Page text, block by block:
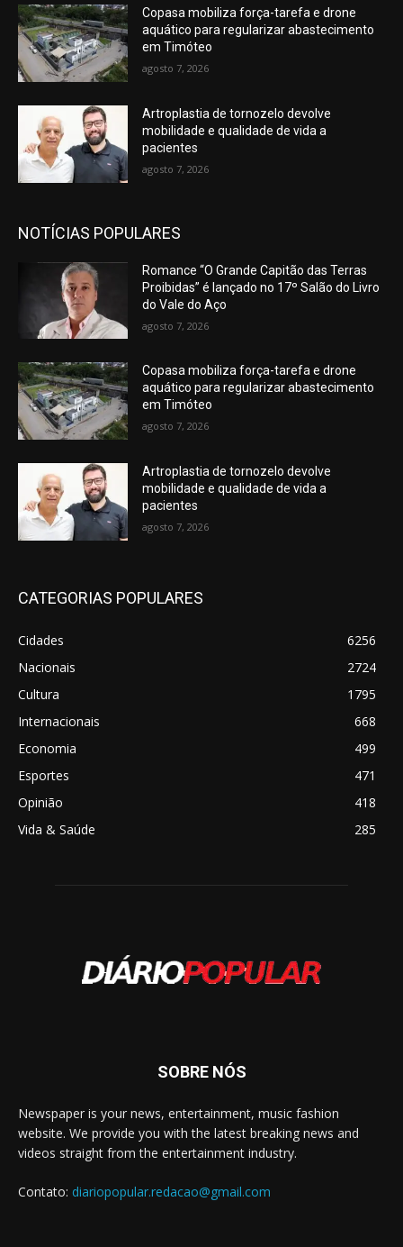
Copasa mobiliza força-tarefa e drone
aquático para regularizar abastecimento
em Timóteo
agosto 7, 2026
Artroplastia de tornozelo devolve
mobilidade e qualidade de vida a
pacientes
agosto 7, 2026
NOTÍCIAS POPULARES
Romance “O Grande Capitão das Terras
Proibidas” é lançado no 17º Salão do Livro
do Vale do Aço
agosto 7, 2026
Copasa mobiliza força-tarefa e drone
aquático para regularizar abastecimento
em Timóteo
agosto 7, 2026
Artroplastia de tornozelo devolve
mobilidade e qualidade de vida a
pacientes
agosto 7, 2026
CATEGORIAS POPULARES
Cidades
6256
Nacionais
2724
Cultura
1795
Internacionais
668
Economia
499
Esportes
471
Opinião
418
Vida & Saúde
285
SOBRE NÓS
Newspaper is your news, entertainment, music fashion
website. We provide you with the latest breaking news and
videos straight from the entertainment industry.
Contato: diariopopular.redacao@gmail.com